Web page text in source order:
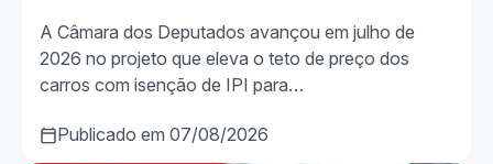
A Câmara dos Deputados avançou em julho de
2026 no projeto que eleva o teto de preço dos
carros com isenção de IPI para…
Publicado em 07/08/2026